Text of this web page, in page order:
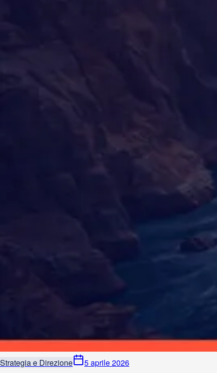
Strategia e Direzione 5 aprile 2026